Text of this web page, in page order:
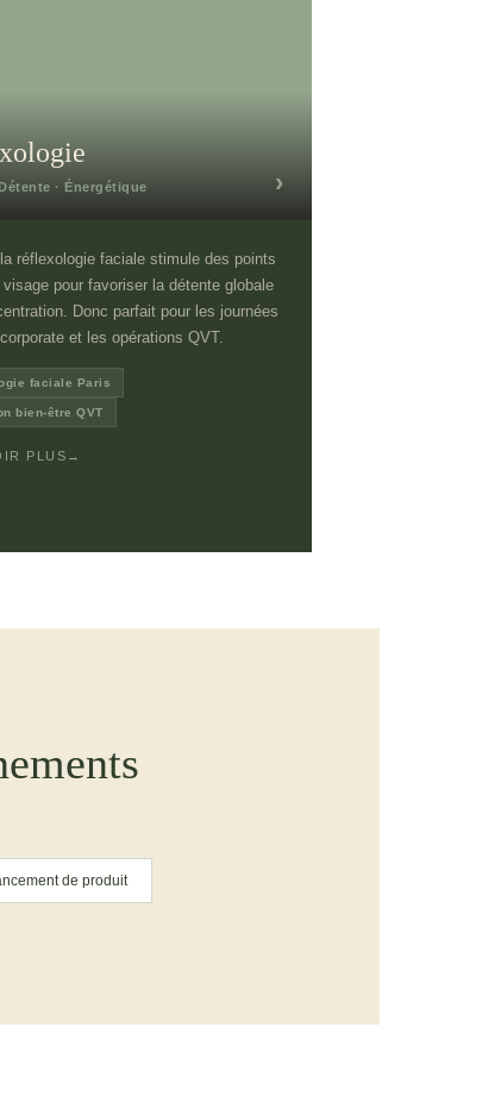
· Énergétique ›
réflexologie faciale stimule des points
pour favoriser la détente globale
Donc parfait pour les journées
et les opérations QVT.
faciale Paris
bien-être QVT
PLUS →
de produit